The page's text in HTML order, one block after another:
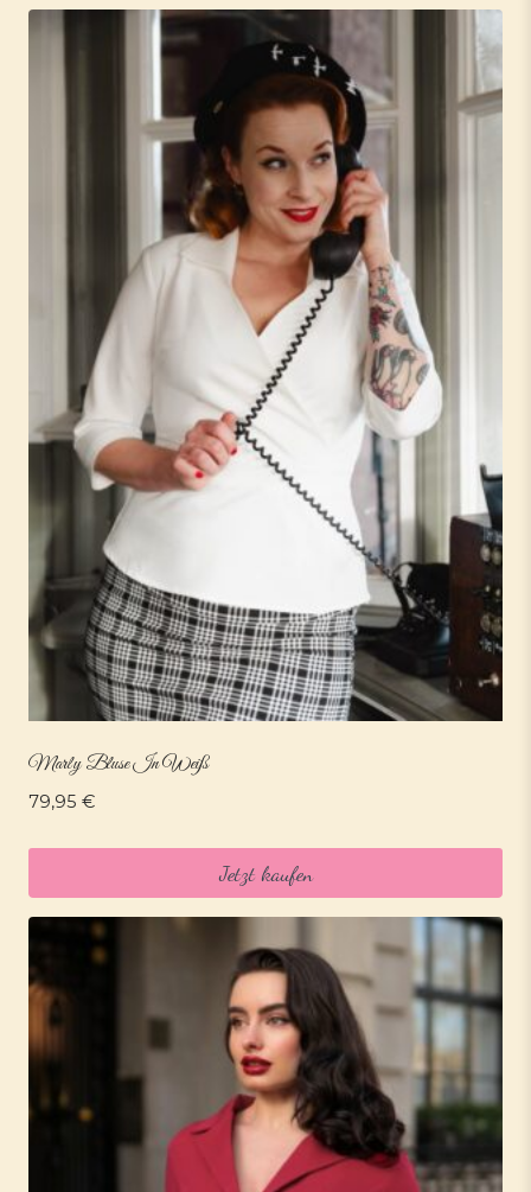
Marly Bluse In Weiß
79,95 €
Jetzt kaufen